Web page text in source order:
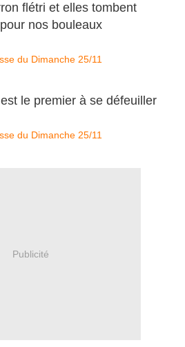
flétri et elles tombent
nos bouleaux
le premier à se défeuiller
Publicité